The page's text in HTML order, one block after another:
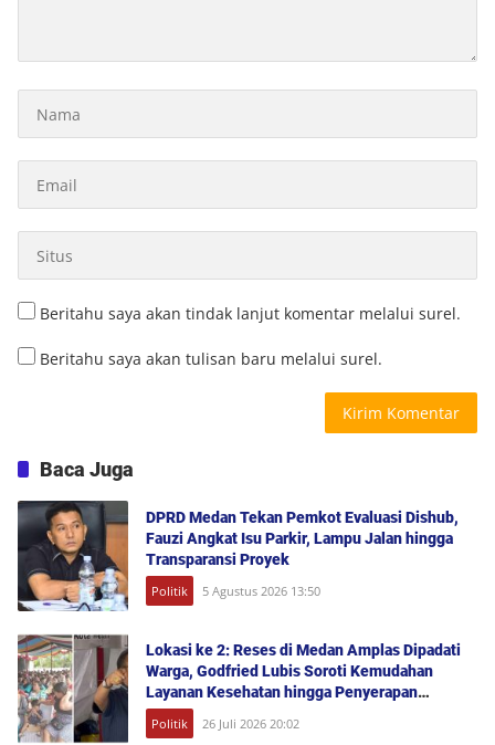
Beritahu saya akan tindak lanjut komentar melalui surel.
Beritahu saya akan tulisan baru melalui surel.
Baca Juga
DPRD Medan Tekan Pemkot Evaluasi Dishub,
Fauzi Angkat Isu Parkir, Lampu Jalan hingga
Transparansi Proyek
Politik 5 Agustus 2026 13:50
Lokasi ke 2: Reses di Medan Amplas Dipadati
Warga, Godfried Lubis Soroti Kemudahan
Layanan Kesehatan hingga Penyerapan
Aspirasi Publik
Politik 26 Juli 2026 20:02